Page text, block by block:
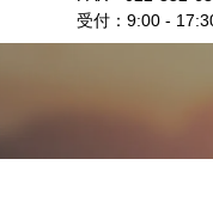
受付：9:00 -